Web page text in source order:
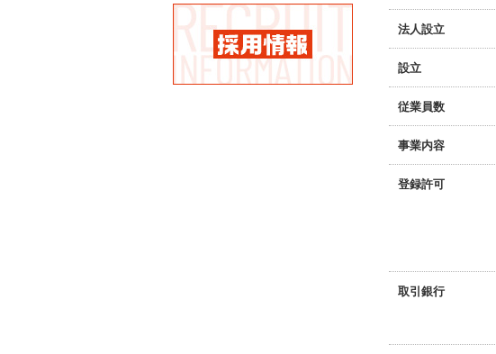
法人設立
設立
従業員数
事業内容
登録許可
取引銀行